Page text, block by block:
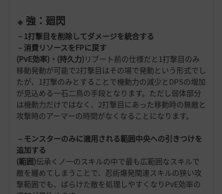
強：廻閃
－1打撃目を削除してダメージを統合する
－消費リソースをFPに戻す
(PvE効率)・(持久力)リブート前の仕様だと1打撃目のみ
移動発動が可能で2打撃目はその場で発動という形式でし
たが、1打撃のみとすることで機動力の減少とDPSの増加
が見込める一石二鳥の手段となります。ただし弱体部分
は機動力だけではなく、2打撃目にあった移動時の無敵と
攻撃時のアーマーの時間がなくなることになります。
－モンスターのみに適用される範囲中央への引きつけを
追加する
(範囲)伝承くノ一のスキルの中で最も広範囲なスキルで
敵を纏めてしまうことで、忍術爆発関連スキルの狭い攻
撃範囲でも、ばらけた敵を処理しやすくなりPvE効率の